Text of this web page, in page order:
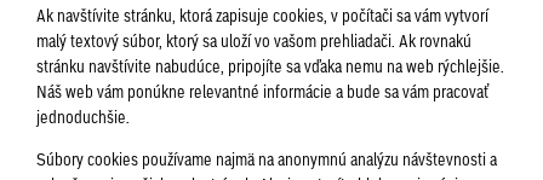
AKTUALITY TÉMA SAMOSPRÁVA
SERVIS
Ak navštívite stránku, ktorá zapisuje cookies, v počítači sa vám vytvorí
malý textový súbor, ktorý sa uloží vo vašom prehliadači. Ak rovnakú
stránku navštívite nabudúce, pripojíte sa vďaka nemu na web rýchlejšie.
Náš web vám ponúkne relevantné informácie a bude sa vám pracovať
jednoduchšie.
Súbory cookies používame najmä na anonymnú analýzu návštevnosti a